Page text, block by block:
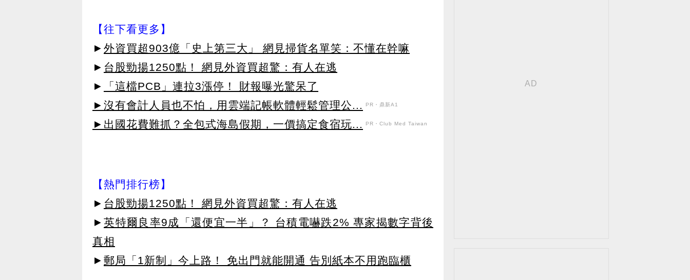
【往下看更多】
► 外資買超903億「史上第三大」 網見掃貨名單笑：不懂在幹嘛
► 台股勁揚1250點！ 網見外資買超驚：有人在逃
►
「這檔PCB」連拉3漲停！ 財報曝光驚呆了
►沒有會計人員也不怕，用雲端記帳軟體輕鬆管理公...
PR・鼎新A1
►出國花費難抓？全包式海島假期，一價搞定食宿玩... PR・Club Med Taiwan
【熱門排行榜】
► 台股勁揚1250點！ 網見外資買超驚：有人在逃
► 英特爾良率9成「還便宜一半」？ 台積電嚇跌2% 專家揭數字背後
真相
► 郵局「1新制」今上路！ 免出門就能開通 告別紙本不用跑臨櫃